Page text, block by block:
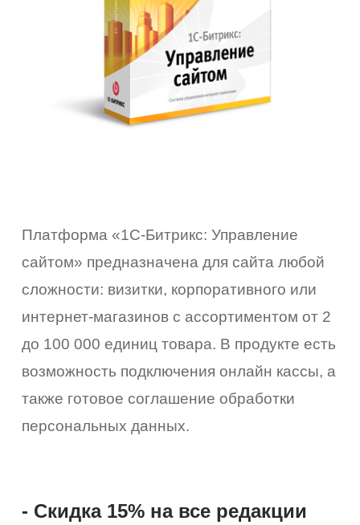
Платформа «1С-Битрикс: Управление
сайтом» предназначена для сайта любой
сложности: визитки, корпоративного или
интернет-магазинов с ассортиментом от 2
до 100 000 единиц товара. В продукте есть
возможность подключения онлайн кассы, а
также готовое соглашение обработки
персональных данных.
- Скидка 15% на все редакции